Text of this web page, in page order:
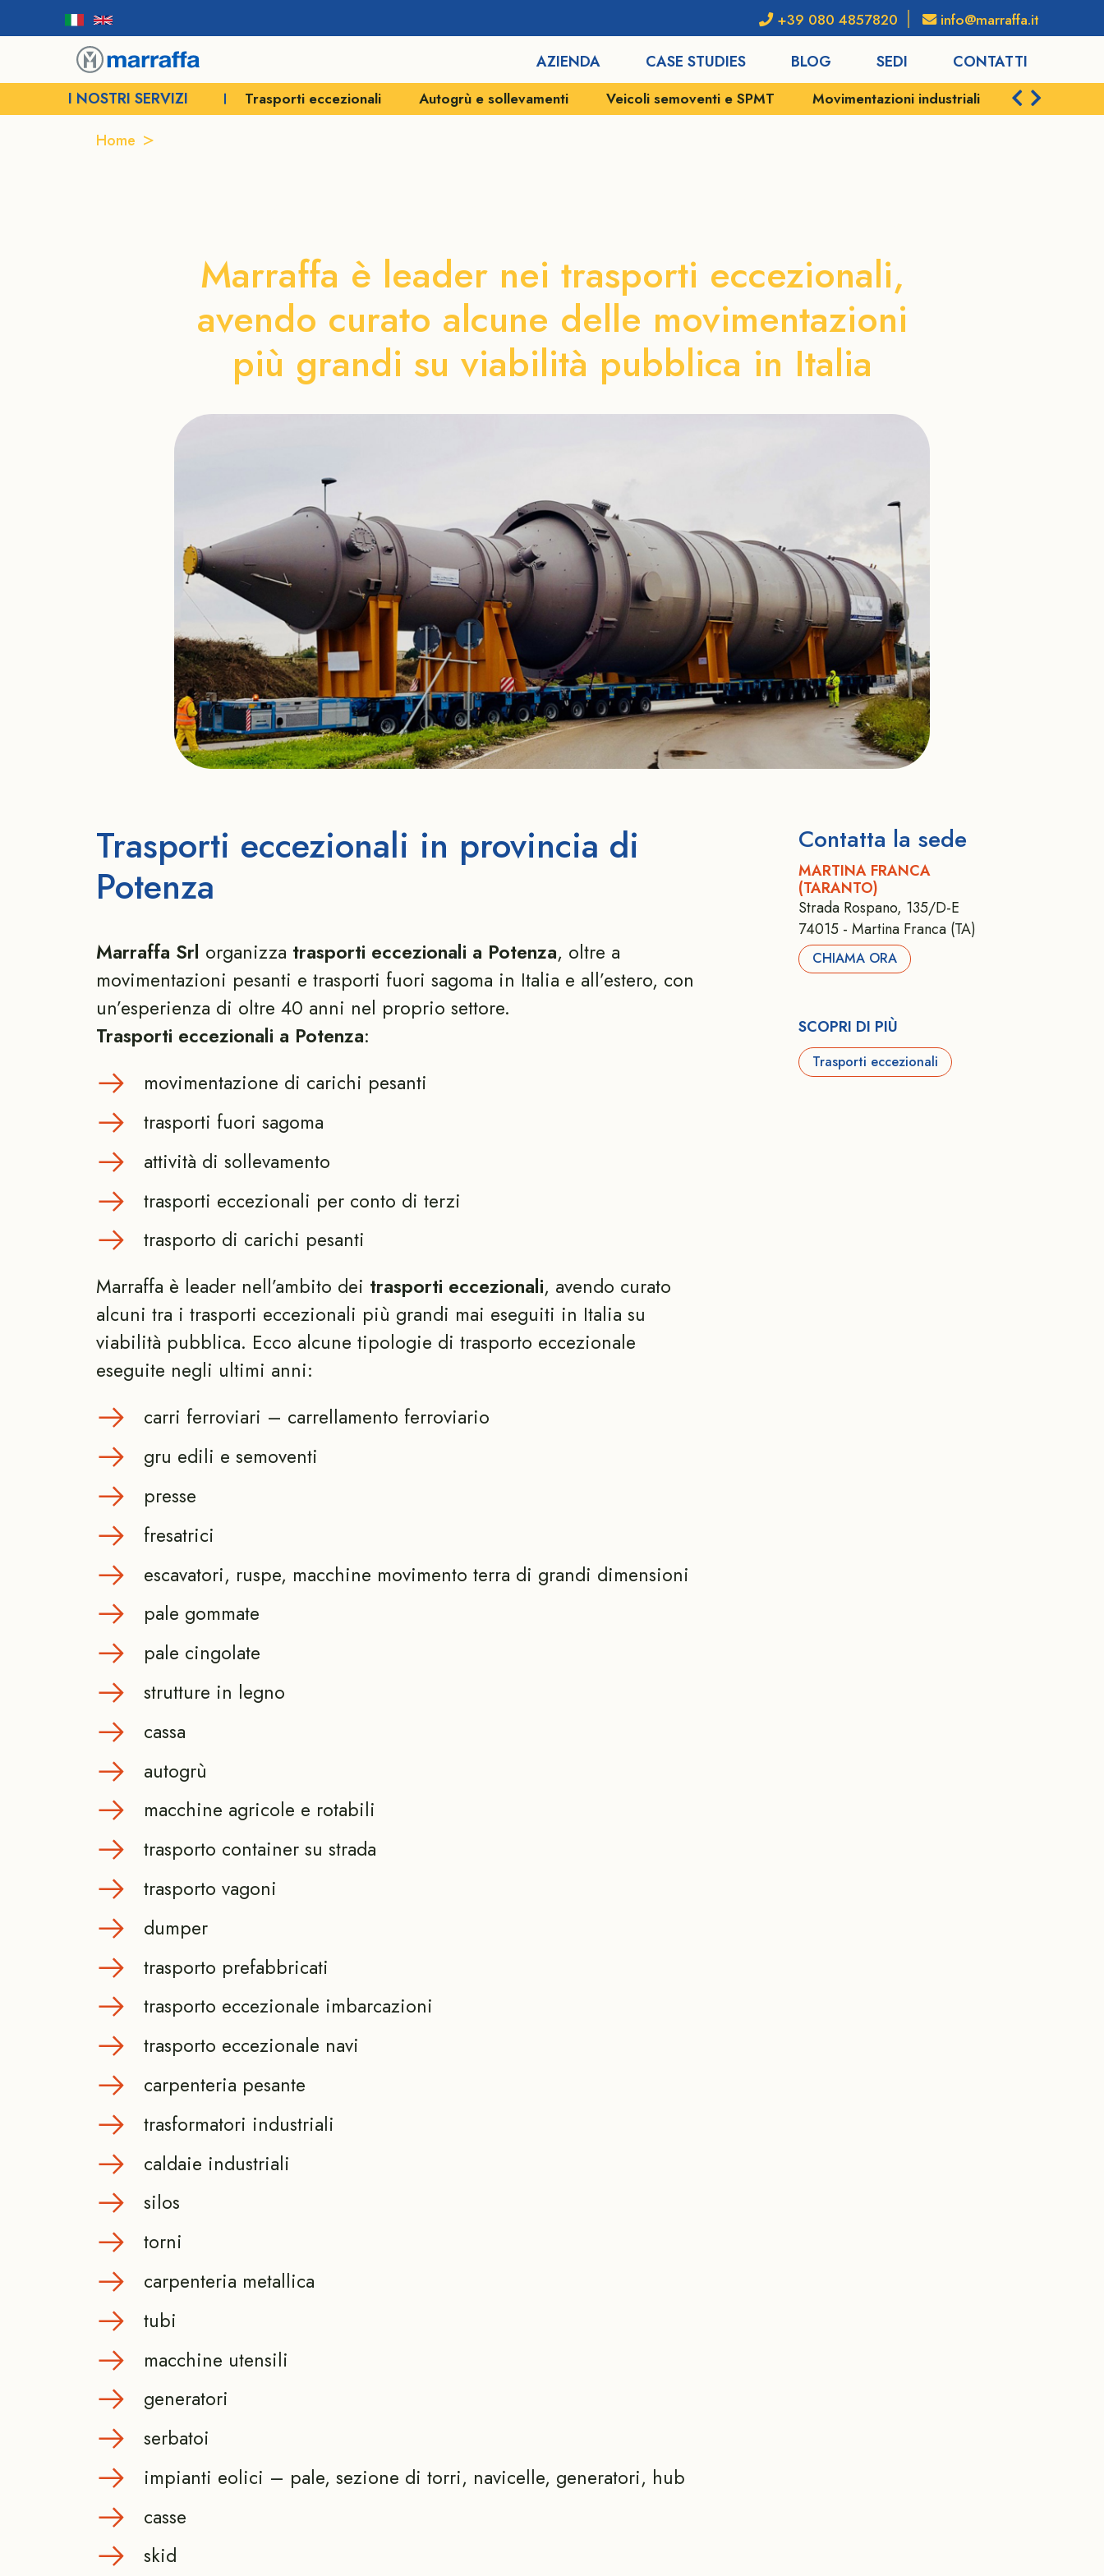
+39 080 4857820 info@marraffa.it
AZIENDA CASE STUDIES BLOG SEDI
CONTATTI
I NOSTRI SERVIZI
Trasporti eccezionali Autogrù e sollevamenti Veicoli semoventi e SPMT Movimentazioni industriali Servizi
Home
Marraffa è leader nei trasporti eccezionali,
avendo curato alcune delle movimentazioni
più grandi su viabilità pubblica in Italia
Trasporti eccezionali in provincia di
Potenza
Marraffa Srl organizza trasporti eccezionali a Potenza, oltre a
movimentazioni pesanti e trasporti fuori sagoma in Italia e all’estero, con
un’esperienza di oltre 40 anni nel proprio settore.
Trasporti eccezionali a Potenza:
movimentazione di carichi pesanti
trasporti fuori sagoma
attività di sollevamento
trasporti eccezionali per conto di terzi
trasporto di carichi pesanti
Marraffa è leader nell’ambito dei trasporti eccezionali, avendo curato
alcuni tra i trasporti eccezionali più grandi mai eseguiti in Italia su
viabilità pubblica. Ecco alcune tipologie di trasporto eccezionale
eseguite negli ultimi anni:
carri ferroviari – carrellamento ferroviario
gru edili e semoventi
presse
fresatrici
escavatori, ruspe, macchine movimento terra di grandi dimensioni
pale gommate
pale cingolate
strutture in legno
cassa
autogrù
macchine agricole e rotabili
trasporto container su strada
trasporto vagoni
dumper
trasporto prefabbricati
trasporto eccezionale imbarcazioni
trasporto eccezionale navi
carpenteria pesante
trasformatori industriali
caldaie industriali
silos
torni
carpenteria metallica
tubi
macchine utensili
generatori
serbatoi
impianti eolici – pale, sezione di torri, navicelle, generatori, hub
casse
skid
Contatta la sede
MARTINA FRANCA
(TARANTO)
Strada Rospano, 135/D-E
74015 - Martina Franca (TA)
CHIAMA ORA
SCOPRI DI PIÙ
Trasporti eccezionali